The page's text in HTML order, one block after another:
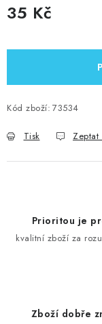
35 Kč
Kód zboží: 73534
Tisk Zeptat
Prioritou je
kvalitní zboží za
Zboží dobře